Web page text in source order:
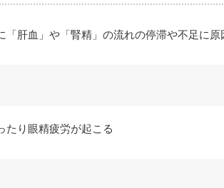
「肝血」や「腎精」の流れの停滞や不足に原
たり眼精疲労が起こる